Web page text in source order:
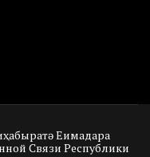
Еимадара
Связи Республики